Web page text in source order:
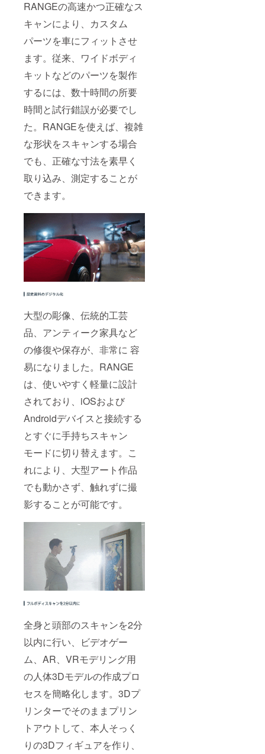
RANGEの高速かつ正確なス
キャンにより、カスタム
パーツを車にフィットさせ
ます。従来、ワイドボディ
キットなどのパーツを製作
するには、数十時間の所要
時間と試行錯誤が必要でし
た。RANGEを使えば、複雑
な形状をスキャンする場合
でも、正確な寸法を素早く
取り込み、測定することが
できます。
大型の彫像、伝統的工芸
品、アンティーク家具など
の修復や保存が、非常に 容
易になりました。RANGE
は、使いやすく軽量に設計
されており、iOSおよび
Androidデバイスと接続する
とすぐに手持ちスキャン
モードに切り替えます。こ
れにより、大型アート作品
でも動かさず、触れずに撮
影することが可能です。
全身と頭部のスキャンを2分
以内に行い、ビデオゲー
ム、AR、VRモデリング用
の人体3Dモデルの作成プロ
セスを簡略化します。3Dプ
リンターでそのままプリン
トアウトして、本人そっく
りの3Dフィギュアを作り、